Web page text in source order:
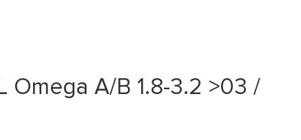
Omega A/B 1.8-3.2 >03 /